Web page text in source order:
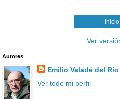
Inicio
Ver
Autores
Emilio Valadé del Río
Ver todo mi perfil